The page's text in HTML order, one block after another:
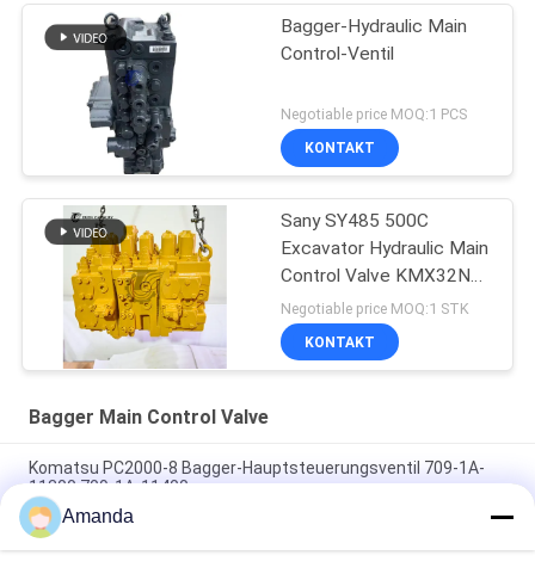
Bagger-Hydraulic Main
Control-Ventil
Negotiable price MOQ:1 PCS
KONTAKT
Sany SY485 500C
Excavator Hydraulic Main
Control Valve KMX32NA
High Quality
Negotiable price MOQ:1 STK
KONTAKT
Bagger Main Control Valve
Komatsu PC2000-8 Bagger-Hauptsteuerungsventil 709-1A-
11300 709-1A-11400
PC160LC-7 PC160-7 Steuerventil Bagger Komatsu, 723-57-
16100 Bagger Hauptteile
Amanda